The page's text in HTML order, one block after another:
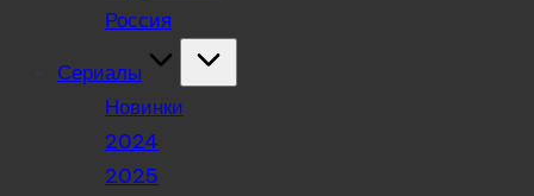
Россия
Сериалы
Новинки
2024
2025